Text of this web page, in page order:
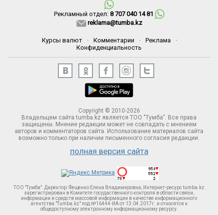
Рекламный отдел: 8 707 040 14 81
reklama@tumba.kz
Курсы валют · Комментарии · Реклама
·
Конфиденциальность
Copyright © 2010-2026
Владельцем сайта tumba.kz является ТОО "Тумба". Все права
защищены. Мнение редакции может не совпадать с мнением
авторов и комментаторов сайта. Использование материалов сайта
возможно только при наличии письменного согласия редакции.
полная версия сайта
ТОО "Тумба". Директор: Фещенко Елена Владимировна, Интернет-ресурс tumba.kz
зарегистрирован в Комитете госудаственного контроля в области связи,
информации и средств массовой информации в качестве информационного
агентства "Tumba.kz" под №16444-ИА от 13.04.2017г. и относятся к
общедоступному электронному информационному ресурсу.